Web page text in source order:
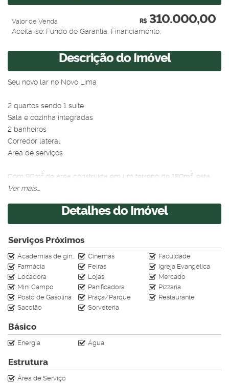
R$310.000,00
Valor de Venda
Aceita-se: Fundo de Garantia, Financiamento,
Descrição do Imóvel
Seu novo lar no Novo Lima
2 quartos sendo 1 suíte
Sala e cozinha integradas
2 banheiros
Corredor lateral
Área de serviços
Com 90m² de área construída em um terreno de 180m², esta
casa foi projetada para oferecer conforto e funcionalidade.
lateral garante ainda mais circulação de ar e privacidade.
Nos fundos, um espaço amplo e gramado, perfeito para quem
deseja ampliar, criar uma área de lazer ou até mesmo um novo
ambiente.
Uma excelente oportunidade para quem busca qualidade de
vida! Entre em contato para mais informações.
Ver mais...
Detalhes do Imóvel
Serviços Próximos
Academias de ginástica Cinemas
Faculdade
Farmácia
Feiras
Igreja Evangélica
Locadora
Lojas
Mercado
Mini Campo
Panificadora
Pizzaria
Posto de Gasolina
Praça/Parque
Restaurante
Sacolão
Sorveteria
Básico
Energia Água
Estrutura
Área de Serviço